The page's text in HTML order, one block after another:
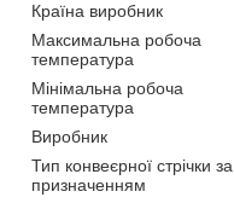
Країна виробник
Максимальна робоча
температура
Мінімальна робоча
температура
Виробник
Тип конвеєрної стрічки за
призначенням